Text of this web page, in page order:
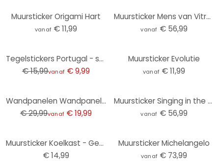
Muursticker Origami Hart
vanaf € 11,99
Muursticker Mens van Vitruvius
vanaf € 56,99
Tegelstickers Portugal - set van 12
€ 15,99vanaf € 9,99
Muursticker Evolutie
vanaf € 11,99
Wandpanelen Wandpanelen zelfklevend pastel lila
€ 29,99vanaf € 19,99
Muursticker Singing in the Rain 3
vanaf € 56,99
Muursticker Koelkast - Gezicht 2
€ 14,99
Muursticker Michelangelo
vanaf € 73,99